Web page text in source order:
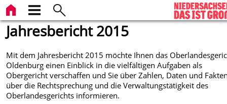
Jahresbericht 2015
Mit dem Jahresbericht 2015 möchte Ihnen das
Oldenburg einen Einblick in die vielfältigen Aufgaben als
Obergericht verschaffen und Sie über Zahlen, Daten und
über die Rechtsprechung und die Verwaltungstätigkeit des
Oberlandesgerichts informieren.